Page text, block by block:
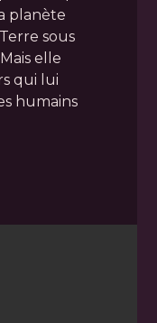
planète
sous
elle
qui lui
humains